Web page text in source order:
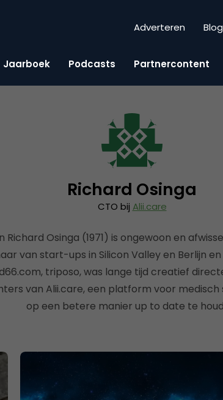
Adverteren
Jaarboek Podcasts Partnercontent
Richard Osinga
CTO bij Alii.care
Richard Osinga (1971) is ongewoon en
van start-ups in Silicon Valley en Berlijn
triposo, was lange tijd creatief
van Alii.care, een platform voor
op een betere manier up to date te